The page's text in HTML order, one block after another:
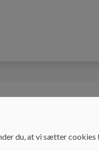
du, at vi sætter